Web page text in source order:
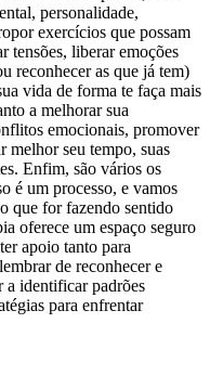
personalidade,
exercícios que possam
tensões, liberar emoções
reconhecer as que já tem)
vida de forma te faça mais
a melhorar sua
emocionais, promover
melhor seu tempo, suas
Enfim, são vários os
é um processo, e vamos
que for fazendo sentido
oferece um espaço seguro
apoio tanto para
de reconhecer e
a identificar padrões
para enfrentar